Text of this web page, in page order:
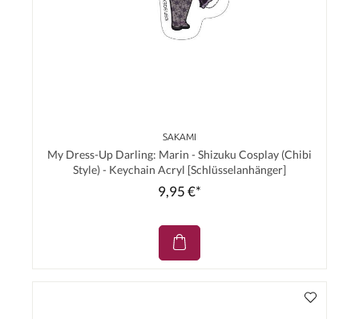
SAKAMI
My Dress-Up Darling: Marin - Shizuku Cosplay (Chibi
Style) - Keychain Acryl [Schlüsselanhänger]
9,95 €*